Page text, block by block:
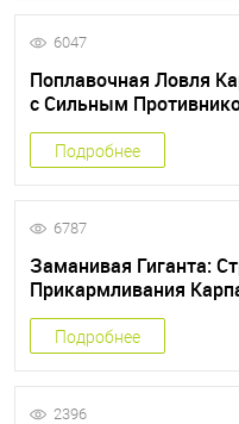
6047
Поплавочная Ловля
с Сильным
Подробнее
6787
Заманивая Гиганта:
Прикармливания
Подробнее
2396